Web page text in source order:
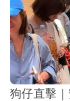
狗仔直擊